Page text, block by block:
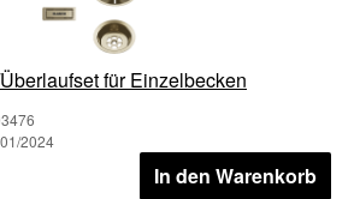
für Einzelbecken
2024
In den Warenkorb